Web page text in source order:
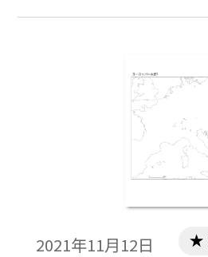
2021年11月12日